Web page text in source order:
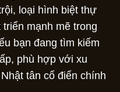
loại hình biệt thự
mạnh mẽ trong
bạn đang tìm kiếm
phù hợp với xu
tân cổ điển chính